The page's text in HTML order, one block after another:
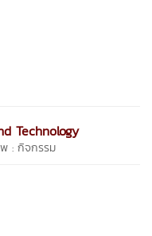
Technology
: กิจกรรม